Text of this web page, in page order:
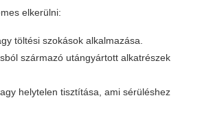
elkerülni:
töltési szokások alkalmazása.
származó utángyártott alkatrészek
helytelen tisztítása, ami sérüléshez